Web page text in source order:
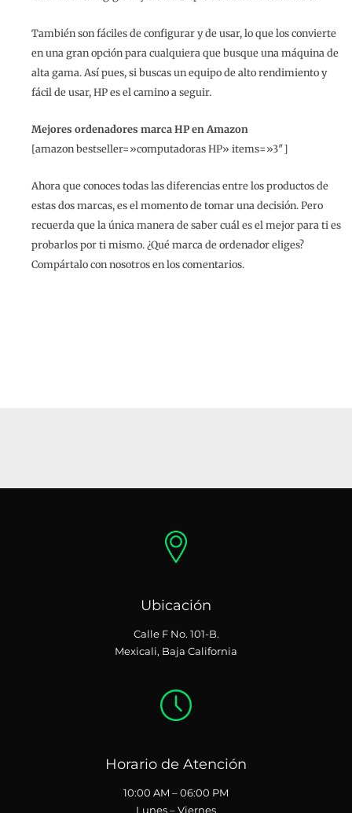
También son fáciles de configurar y de usar, lo que los convierte
en una gran opción para cualquiera que busque una máquina de
alta gama. Así pues, si buscas un equipo de alto rendimiento y
fácil de usar, HP es el camino a seguir.
Mejores ordenadores marca HP en Amazon
[amazon bestseller=»computadoras HP» items=»3″]
Ahora que conoces todas las diferencias entre los productos de
estas dos marcas, es el momento de tomar una decisión. Pero
recuerda que la única manera de saber cuál es el mejor para ti es
probarlos por ti mismo. ¿Qué marca de ordenador eliges?
Compártalo con nosotros en los comentarios.
Ubicación
Calle F No. 101-B.
Mexicali, Baja California
Horario de Atención
10:00 AM – 06:00 PM
Lunes – Viernes